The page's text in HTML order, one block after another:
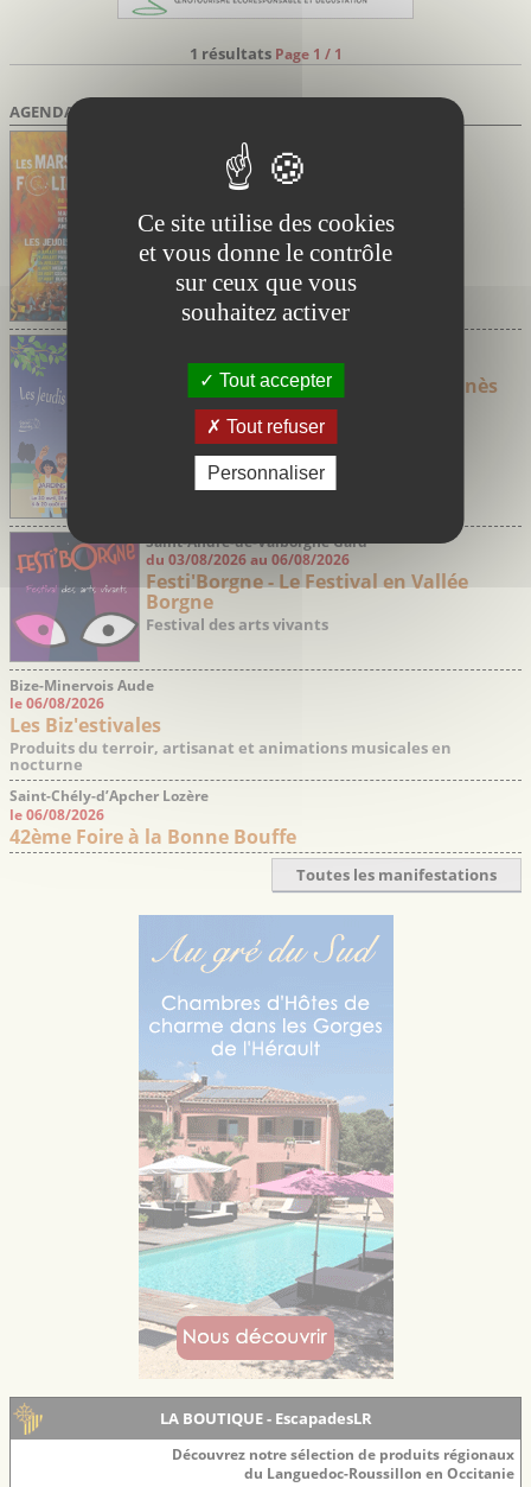
1 résultats Page 1 / 1
AGENDA DES SORTIES
Marsillargues Hérault
du 02/07/2026 au 27/08/2026
Marsi’Folies de Marsillargues
concerts
du 30/04/2026 au 24/09/2026
Les jeudis Guinguette de Saint-Aunès
Saint-André-de-Valborgne Gard
du 03/08/2026 au 06/08/2026
Festi'Borgne - Le Festival en Vallée
Borgne
Festival des arts vivants
Bize-Minervois Aude
le 06/08/2026
Les Biz'estivales
Produits du terroir, artisanat et animations musicales en
nocturne
Saint-Chély-d’Apcher Lozère
le 06/08/2026
42ème Foire à la Bonne Bouffe
Toutes les manifestations
LA BOUTIQUE - EscapadesLR
Découvrez notre sélection de produits régionaux
du Languedoc-Roussillon en Occitanie
Ce site utilise des cookies
et vous donne le contrôle
sur ceux que vous
souhaitez activer
Tout accepter
Tout refuser
Personnaliser